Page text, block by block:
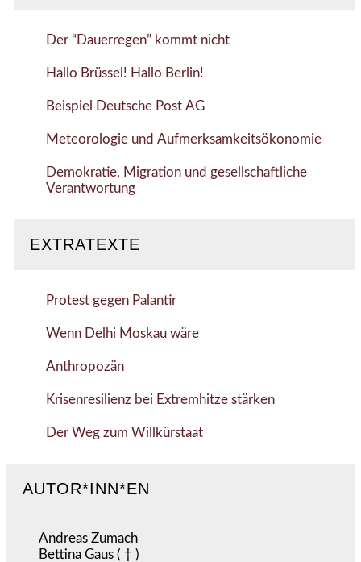
Der “Dauerregen” kommt nicht
Hallo Brüssel! Hallo Berlin!
Beispiel Deutsche Post AG
Meteorologie und Aufmerksamkeitsökonomie
Demokratie, Migration und gesellschaftliche
Verantwortung
EXTRATEXTE
Protest gegen Palantir
Wenn Delhi Moskau wäre
Anthropozän
Krisenresilienz bei Extremhitze stärken
Der Weg zum Willkürstaat
AUTOR*INN*EN
Andreas Zumach
Bettina Gaus ( † )